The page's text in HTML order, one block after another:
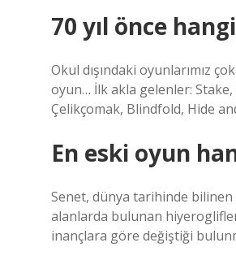
70 yıl önce
Okul dışındaki oyunlarımız
oyun… İlk akla gelenler:
Çelikçomak, Blindfold, Hide
En eski oyun
Senet, dünya tarihinde bilinen
alanlarda bulunan
inançlara göre değiştiği